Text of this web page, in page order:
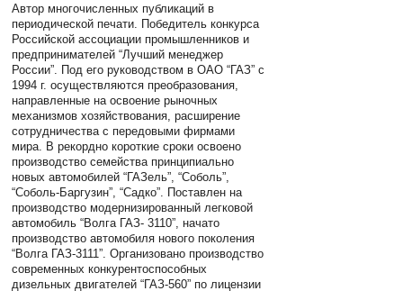
Автор многочисленных публикаций в
периодической печати. Победитель конкурса
Российской ассоциации промышленников и
предпринимателей “Лучший менеджер
России”. Под его руководством в ОАО “ГАЗ” с
1994 г. осуществляются преобразования,
направленные на освоение рыночных
механизмов хозяйствования, расширение
сотрудничества с передовыми фирмами
мира. В рекордно короткие сроки освоено
производство семейства принципиально
новых автомобилей “ГАЗель”, “Соболь”,
“Соболь-Баргузин”, “Садко”. Поставлен на
производство модернизированный легковой
автомобиль “Волга ГАЗ- 3110”, начато
производство автомобиля нового поколения
“Волга ГАЗ-3111”. Организовано производство
современных конкурентоспособных
дизельных двигателей “ГАЗ-560” по лицензии